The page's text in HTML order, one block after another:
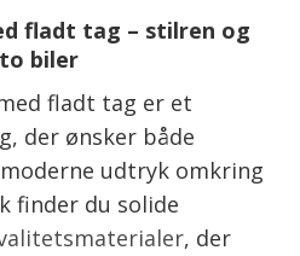
fladt tag – stilren og
biler
fladt tag er et
der ønsker både
udtryk omkring
finder du solide
, der